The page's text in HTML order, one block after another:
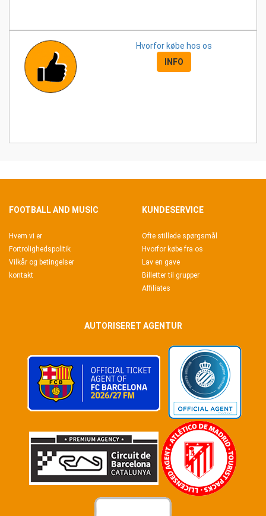
Hvorfor købe hos os
INFO
FOOTBALL AND MUSIC
Hvem vi er
Fortrolighedspolitik
Vilkår og betingelser
kontakt
KUNDESERVICE
Ofte stillede spørgsmål
Hvorfor købe fra os
Lav en gave
Billetter til grupper
Affiliates
AUTORISERET AGENTUR